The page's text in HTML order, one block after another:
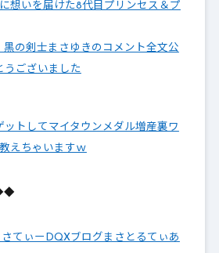
想いを届けた8代目プリンセス＆プ
の剣士まさゆきのコメント全文公
うございました
トしてマイタウンメダル増産裏ワ
えちゃいますｗ
てぃーDQXブログまさとるてぃあ